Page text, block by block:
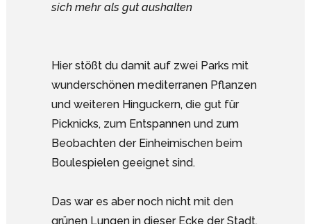
sich mehr als gut aushalten
Hier stößt du damit auf zwei Parks mit
wunderschönen mediterranen Pflanzen
und weiteren Hinguckern, die gut für
Picknicks, zum Entspannen und zum
Beobachten der Einheimischen beim
Boulespielen geeignet sind.
Das war es aber noch nicht mit den
grünen Lungen in dieser Ecke der Stadt,